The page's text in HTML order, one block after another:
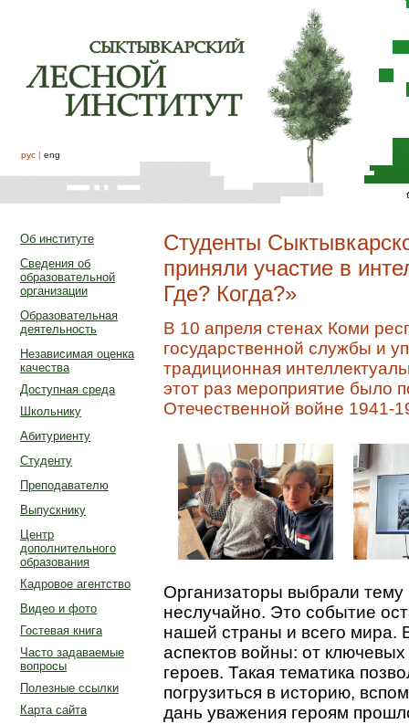
рус | eng
Об институте
Сведения об
образовательной
организации
Образовательная
деятельность
Независимая оценка
качества
Доступная среда
Школьнику
Абитуриенту
Студенту
Преподавателю
Выпускнику
Центр
дополнительного
образования
Кадровое агентство
Видео и фото
Гостевая книга
Часто задаваемые
вопросы
Полезные ссылки
Карта сайта
Студенты
приняли участие в
Где? Когда?»
В 10 апреля стенах Коми
государственной службы и
традиционная
этот раз мероприятие было
Отечественной войне 1941-
Организаторы выбрали
неслучайно. Это событие
нашей страны и всего мира.
аспектов войны: от
героев. Такая тематика
погрузиться в историю,
дань уважения героям